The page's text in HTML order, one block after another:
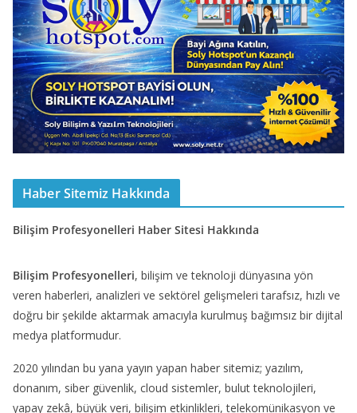
Haber Sitemiz Hakkında
Bilişim Profesyonelleri Haber Sitesi Hakkında
Bilişim Profesyonelleri, bilişim ve teknoloji dünyasına yön
veren haberleri, analizleri ve sektörel gelişmeleri tarafsız, hızlı ve
doğru bir şekilde aktarmak amacıyla kurulmuş bağımsız bir dijital
medya platformudur.
2020 yılından bu yana yayın yapan haber sitemiz; yazılım,
donanım, siber güvenlik, cloud sistemler, bulut teknolojileri,
yapay zekâ, büyük veri, bilişim etkinlikleri, telekomünikasyon ve